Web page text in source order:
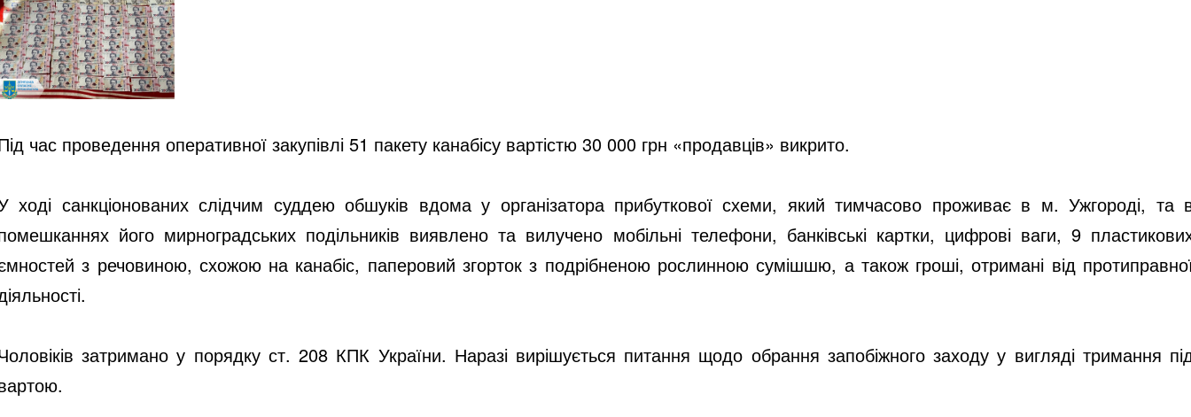
час проведення оперативної закупівлі 51 пакету канабісу вартістю 30 000 грн «продавців» викрито.
ході санкціонованих слідчим суддею обшуків вдома у організатора прибуткової схеми, який тимчасово проживає в м. Ужгороді, та
його мирноградських подільників виявлено та вилучено мобільні телефони, банківські картки, цифрові ваги, 9
з речовиною, схожою на канабіс, паперовий згорток з подрібненою рослинною сумішшю, а також гроші, отримані від
затримано у порядку ст. 208 КПК України. Наразі вирішується питання щодо обрання запобіжного заходу у вигляді тримання